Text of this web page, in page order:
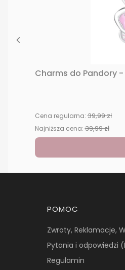
Charms do Pandory
Cena regularna: 39,99 zł
Najniższa cena: 39,99 zł
Linki w stopce
POMOC
Zwroty, Reklamacje,
Pytania i odpowiedzi
Regulamin